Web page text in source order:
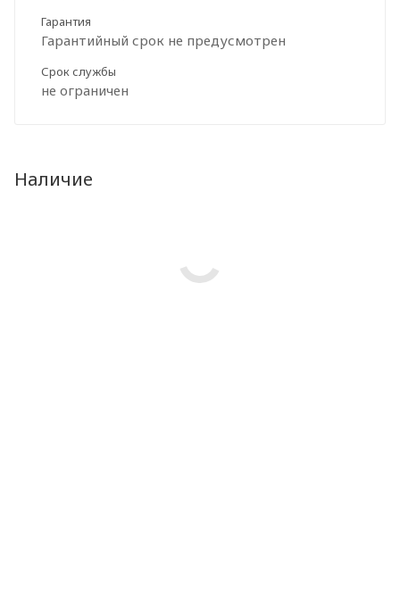
Гарантия
Гарантийный срок не предусмотрен
Срок службы
не ограничен
Наличие